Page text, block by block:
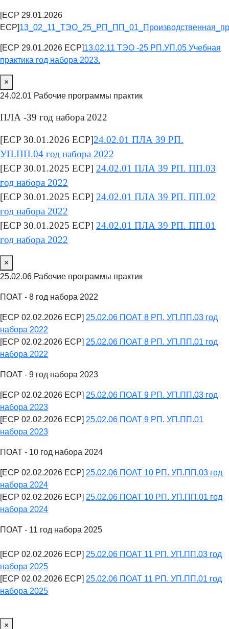
[ECP 29.01.2026
ECP]
[ECP 29.01.2026 ECP]13.02.11 ТЭО -25 РП.УП.05 Учебная
практика год набора 2023.
×
24.02.01 Рабочие программы практик
ПЛА -39 год набора 2022
[ECP 30.01.2026 ECP]24.02.01 ПЛА 39 РП.
УП.ПП.04 год набора 2022
[ECP 30.01.2025 ECP] 24.02.01 ПЛА 39 РП. ПП.03
год набора 2022
[ECP 30.01.2025 ECP] 24.02.01 ПЛА 39 РП. ПП.02
год набора 2022
[ECP 30.01.2025 ECP] 24.02.01 ПЛА 39 РП. ПП.01
год набора 2022
×
25.02.06 Рабочие программы практик
ПОАТ - 8 год набора 2022
[ECP 02.02.2026 ECP] 25.02.06 ПОАТ 8 РП. УП.ПП.03 год
набора 2022
[ECP 02.02.2026 ECP] 25.02.06 ПОАТ 8 РП. УП.ПП.01 год
набора 2022
ПОАТ - 9 год набора 2023
[ECP 02.02.2026 ECP] 25.02.06 ПОАТ 9 РП. УП.ПП.03 год
набора 2023
[ECP 02.02.2026 ECP] 25.02.06 ПОАТ 9 РП. УП.ПП.01
набора 2023
ПОАТ - 10 год набора 2024
[ECP 02.02.2026 ECP] 25.02.06 ПОАТ 10 РП. УП.ПП.03 год
набора 2024
[ECP 02.02.2026 ECP] 25.02.06 ПОАТ 10 РП. УП.ПП.01 год
набора 2024
ПОАТ - 11 год набора 2025
[ECP 02.02.2026 ECP] 25.02.06 ПОАТ 11 РП. УП.ПП.03 год
набора 2025
[ECP 02.02.2026 ECP] 25.02.06 ПОАТ 11 РП. УП.ПП.01 год
набора 2025
×